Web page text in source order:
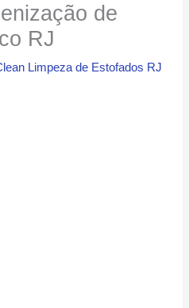
de
RJ
Limpeza de Estofados RJ